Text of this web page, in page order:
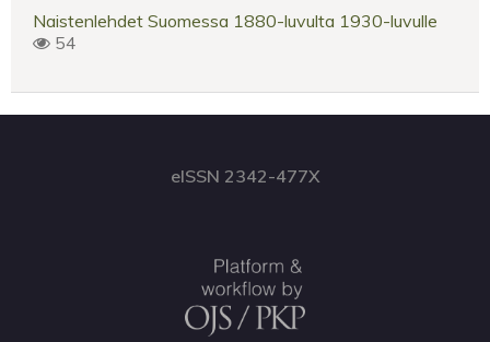
Naistenlehdet Suomessa 1880-luvulta 1930-luvulle
54
eISSN 2342-477X